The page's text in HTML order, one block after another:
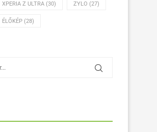
XPERIA Z ULTRA (30) ZYLO (27)
ÉLŐKÉP (28)